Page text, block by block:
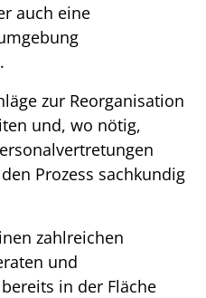
auch eine
zur Reorganisation
und, wo nötig,
Prozess sachkundig
zahlreichen
und
in der Fläche